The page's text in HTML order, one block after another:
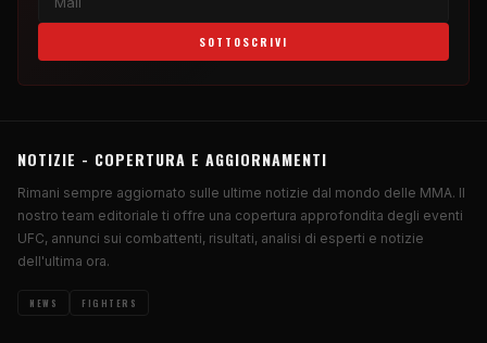
SOTTOSCRIVI
NOTIZIE - COPERTURA E AGGIORNAMENTI
Rimani sempre aggiornato sulle ultime notizie dal mondo delle MMA. Il
nostro team editoriale ti offre una copertura approfondita degli eventi
UFC, annunci sui combattenti, risultati, analisi di esperti e notizie
dell'ultima ora.
NEWS FIGHTERS